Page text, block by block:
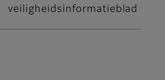
veiligheidsinformatieblad